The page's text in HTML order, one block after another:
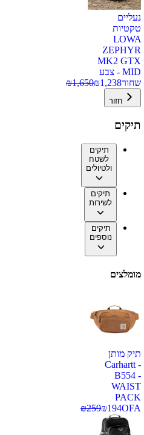
נעליים
טקטיות
LOWA
ZEPHYR
MK2 GTX
MID - צבע
שחור
₪1,238
₪1,650
חזור
תיקים
תיקים
לשטח
ולטיולים
תיקים
לשירות
תיקים
נוספים
מומלצים
תיק מותן
Carhartt -
B554 -
WAIST
PACK
OFA
₪194
₪259